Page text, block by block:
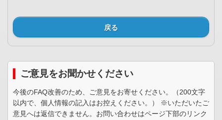
戻る
ご意見をお聞かせください
今後のFAQ改善のため、ご意見をお寄せください。（200文字
以内で、個人情報の記入はお控えください。） ※いただいたご
意見へは返信できません。お問い合わせはページ下部のリンク